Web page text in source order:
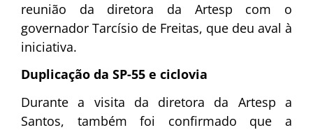
reunião da diretora da Artesp com o
governador Tarcísio de Freitas, que deu aval à
iniciativa.
Duplicação da SP-55 e ciclovia
Durante a visita da diretora da Artesp a
Santos, também foi confirmado que a